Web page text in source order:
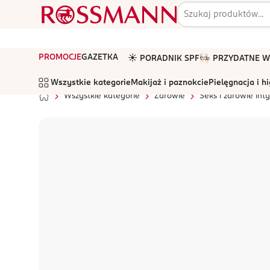
PROMOCJEGAZETKA ☀️ PORADNIK SPF🧑🏻‍🍳 PRZYDATNE
Wszystkie kategorie Makijaż i paznokcie Pielęgnacja i
Wszystkie kategorie
Zdrowie Seks i zdrowie